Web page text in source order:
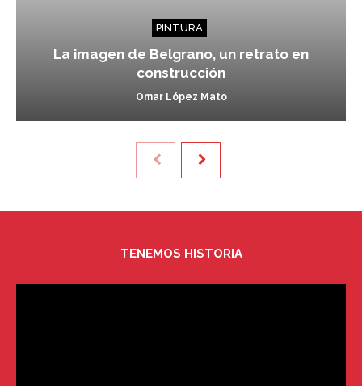
PINTURA
La imagen de Belgrano, un retrato en
construcción
Omar López Mato
TENEMOS HISTORIA